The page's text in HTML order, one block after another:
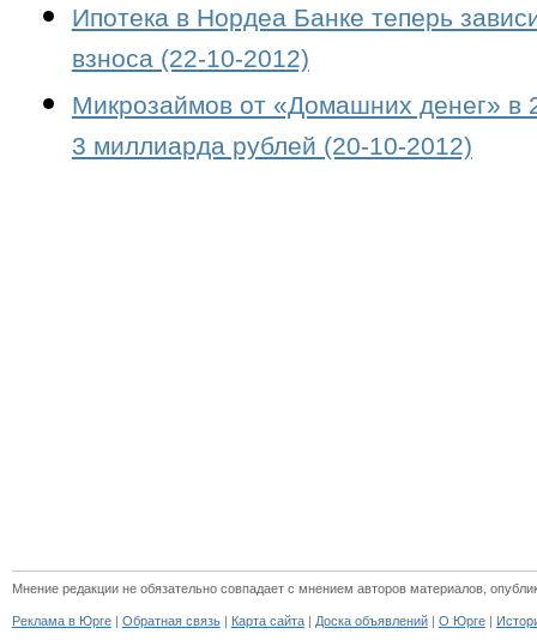
Ипотека в Нордеа Банке теперь
взноса (22-10-2012)
Микрозаймов от «Домашних денег» в
3 миллиарда рублей (20-10-2012)
Мнение редакции не обязательно совпадает с мнением авторов материалов,
Реклама в Юрге| Обратная связь| Карта сайта| Доска объявлений| О Юрге|